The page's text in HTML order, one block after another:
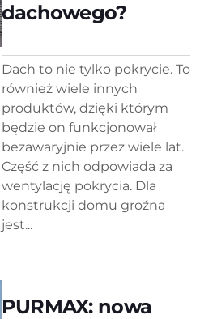
dachowego?
Dach to nie tylko pokrycie. To
również wiele innych
produktów, dzięki którym
będzie on funkcjonował
bezawaryjnie przez wiele lat.
Część z nich odpowiada za
wentylację pokrycia. Dla
konstrukcji domu groźna
jest...
PURMAX: nowa